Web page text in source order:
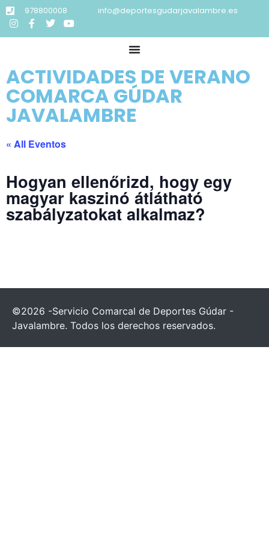
978800008 info@deportesgudarjavalambre.es
ACTIVIDADES DE VERANO
COMARCA GÚDAR
JAVALAMBRE
« All Eventos
Hogyan ellenőrizd, hogy egy
magyar kaszinó átlátható
szabályzatokat alkalmaz?
©2026 -Servicio Comarcal de Deportes Gúdar -
Javalambre. Todos los derechos reservados.